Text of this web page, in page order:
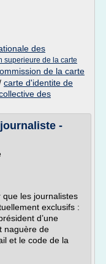
des
superieure de la carte
de la carte
carte d'identite de
des
-
que les journalistes
exclusifs :
d’une
naguère de
et le code de la